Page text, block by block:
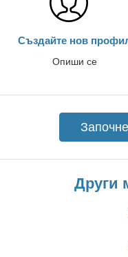
Създайте нов
Опиши се
Други